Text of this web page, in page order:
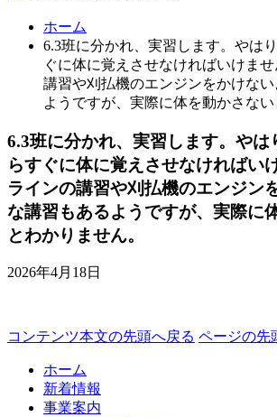
ホーム
6.3班に分かれ、実習します。やは
ぐに体に覚えさせなければいけま
講習や刈払機のエンジンをかけな
ようですが、実際に体を動かさない
6.3班に分かれ、実習します。やは
らすぐに体に覚えさせなければい
ラインの講習や刈払機のエンジン
な講習もあるようですが、実際に
とわかりません。
2026年4月18日
コンテンツ本文の先頭へ戻る ページの先
ホーム
新着情報
事業案内